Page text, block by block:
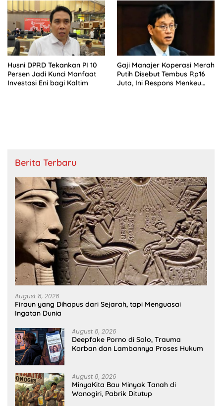
Husni DPRD Tekankan PI 10
Persen Jadi Kunci Manfaat
Investasi Eni bagi Kaltim
Gaji Manajer Koperasi Merah
Putih Disebut Tembus Rp16
Juta, Ini Respons Menkeu
Berita Terbaru
August 8, 2026
Firaun yang Dihapus dari Sejarah, tapi Menguasai
Ingatan Dunia
August 8, 2026
Deepfake Porno di Solo, Trauma
Korban dan Lambannya Proses Hukum
August 8, 2026
MinyaKita Bau Minyak Tanah di
Wonogiri, Pabrik Ditutup